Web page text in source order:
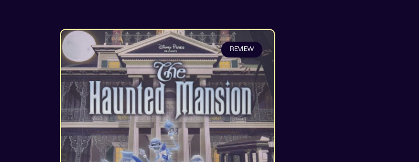
REVIEW